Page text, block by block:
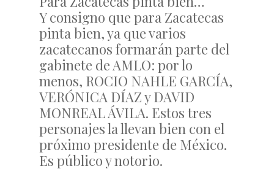
Y consigno que para Zacatecas
pinta bien, ya que varios
zacatecanos formarán parte del
gabinete de AMLO: por lo
menos, ROCIO NAHLE GARCÍA,
VERÓNICA DÍAZ y DAVID
MONREAL ÁVILA. Estos tres
personajes la llevan bien con el
próximo presidente de México.
Es público y notorio.